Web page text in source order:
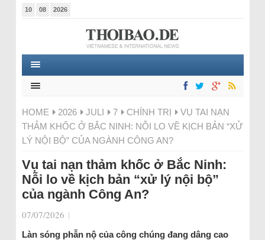
10 08 2026
HOME 2026 JULI 7 CHÍNH TRỊ
VỤ TAI NẠN
THẢM KHỐC Ở BẮC NINH: NỖI LO VỀ KỊCH BẢN “XỬ
LÝ NỘI BỘ” CỦA NGÀNH CÔNG AN?
Vụ tai nạn thảm khốc ở Bắc Ninh:
Nỗi lo về kịch bản “xử lý nội bộ”
của ngành Công An?
07/07/2026 |
Làn sóng phẫn nộ của công chúng đang dâng cao